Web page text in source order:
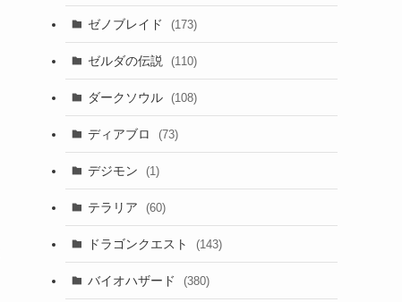
ゼノブレイド (173)
ゼルダの伝説 (110)
ダークソウル (108)
ディアブロ (73)
デジモン (1)
テラリア (60)
ドラゴンクエスト (143)
バイオハザード (380)